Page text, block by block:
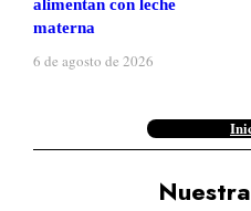
alimentan con leche
materna
6 de agosto de 2026